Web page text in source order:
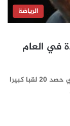
الرياضة
في العام
أعلن نجم التنس السويسري الشهير روجر فيدرر الذي حصد 20 لقبا كبيرا